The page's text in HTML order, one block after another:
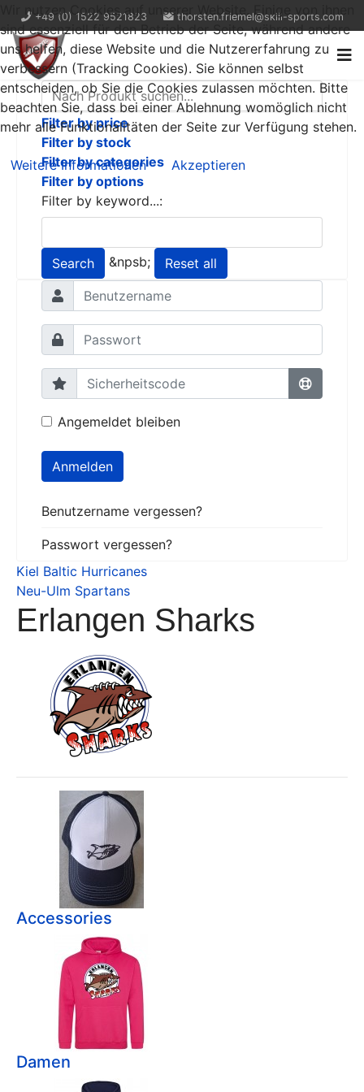
+49 (0) 1522 9521823 thorsten.friemel@skill-sports.com
Filter by price
Filter by stock
Filter by categories
Filter by options
Filter by keyword...:
Search &npsb; Reset all
Angemeldet bleiben
Anmelden
Benutzername vergessen?
Passwort vergessen?
Kiel Baltic Hurricanes
Neu-Ulm Spartans
Erlangen Sharks
Accessories
Damen
Wir nutzen Cookies auf unserer Website. Einige von ihnen
sind essenziell für den Betrieb der Seite, während andere
uns helfen, diese Website und die Nutzererfahrung zu
verbessern (Tracking Cookies). Sie können selbst
entscheiden, ob Sie die Cookies zulassen möchten. Bitte
beachten Sie, dass bei einer Ablehnung womöglich nicht
mehr alle Funktionalitäten der Seite zur Verfügung stehen.
Weitere Informationen Akzeptieren